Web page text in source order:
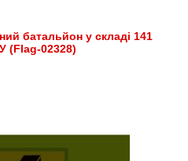
батальйон у складі 141
(Flag-02328)